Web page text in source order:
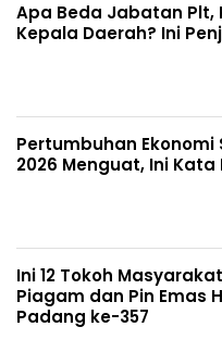
Apa Beda Jabatan Plt,
Kepala Daerah? Ini
Pertumbuhan Ekonomi
2026 Menguat, Ini Kata
Ini 12 Tokoh
Piagam dan Pin Emas
Padang ke-357